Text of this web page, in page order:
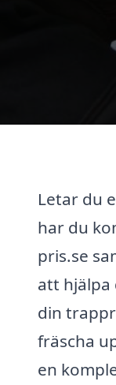
Letar du
har du
pris.se
att
din
fräscha
en